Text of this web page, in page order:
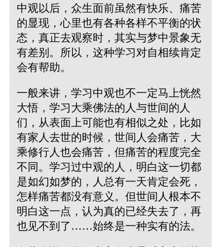
中观以后，众生面前虽然有快乐、痛苦
的显现，心里也有各种各样不平衡的状
态，真正去观察时，其实与梦中景象无
有差别。所以，这种学习对自相续肯定
会有帮助。
一般来讲，学习中观也不一定马上恍然
大悟，学习大乘佛法的人与世间的人
们，从表面上可能也有相似之处，比如
有家人去世的时候，世间人会痛苦，大
乘修行人也会痛苦，但痛苦的程度完全
不同。学习过中观的人，明白这一切都
是如幻如梦的，人总有一天肯定会死，
怎样痛苦都没有意义。但世间人根本不
明白这一点，认为真的已经失去了，再
也见不到了……始终是一种实有的法。